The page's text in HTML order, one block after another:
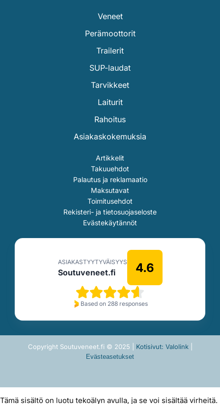
Veneet
Perämoottorit
Trailerit
SUP-laudat
Tarvikkeet
Laiturit
Rahoitus
Asiakaskokemuksia
Artikkelit
Takuuehdot
Palautus ja reklamaatio
Maksutavat
Toimitusehdot
Rekisteri- ja tietosuojaseloste
Evästekäytännöt
ASIAKASTYYTYVÄISYYS
Soutuveneet.fi 4.6
Based on 288 responses
Copyright Soutuveneet.fi © 2025 | Kotisivut: Valolink|
Evästeasetukset
Tämä sisältö on luotu tekoälyn avulla, ja se voi sisältää virheitä.